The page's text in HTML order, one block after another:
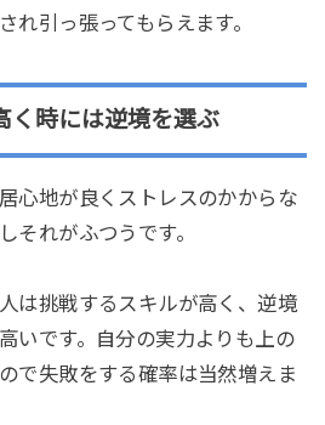
れ引っ張ってもらえます。
く時には逆境を選ぶ
心地が良くストレスのかからな
それがふつうです。
は挑戦するスキルが高く、逆境
いです。自分の実力よりも上の
で失敗をする確率は当然増えま